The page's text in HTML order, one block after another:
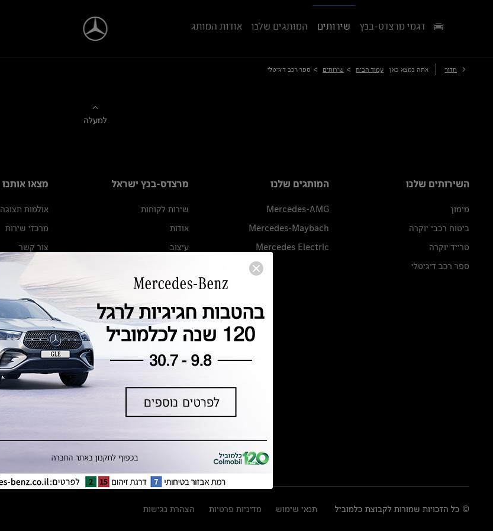
דגמי מרצדס-בנץ שירותים המותגים שלנו אודות המותג
חזור אתה נמצא כאן עמוד הבית > שירותים > ספר רכב דיגיטלי
למעלה
השירותים שלנו
מימון
ביטוח רכבי יוקרה
טרייד יוקרה
ספר רכב דיגיטלי
המותגים שלנו
Mercedes-AMG
Mercedes-Maybach
Mercedes Electric
מרצדס-בנץ ישראל
שירות לקוחות
אודות
עיצוב
מגזין מרצדס-בנץ
ספרי רכב מרצדס-בנץ
נתוני זיהום אוויר וצריכת דלק וחשמל
נתוני תווית צמיגים
מחירון חלפים
הודעה על הטבות לרכבי מרצדס בהסדר
מצאו אותנו
אולמות תצוגה
מרכזי שירות
צור קשר
© כל הזכויות שמורות לקבוצת כלמוביל תנאי שימוש מדיניות פרטיות הצהרת נגישות